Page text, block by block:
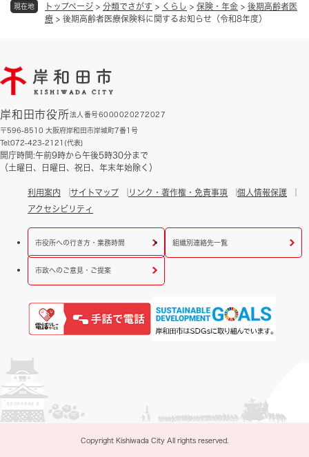
現在地 トップページ > 分類でさがす > くらし > 保険・年金 > 後期高齢者医
療 > 後期高齢者医療保険料に関するお知らせ（令和8年度）
岸和田市役所法人番号6000020272027
〒596-8510 大阪府岸和田市岸城町7番1号
Tel:072-423-2121(代表)
開庁時間:午前9時から午後5時30分まで
（土曜日、日曜日、祝日、年末年始除く）
利用案内 サイトマップ リンク・著作権・免責事項
個人情報保護
アクセシビリティ
市役所への行き方・業務時間 組織別連絡先一覧
市政へのご意見・ご提案
Copyright Kishiwada City All rights reserved.